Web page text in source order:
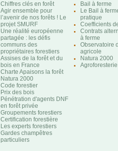
Chiffres clés en forêt
Agir ensemble pour
l’avenir de nos forêts ! Le
projet SMURF
Une réalité européenne
partagée : les défis
communs des
propriétaires forestiers
Assises de la forêt et du
bois en France
Charte Apaisons la forêt
Natura 2000
Code forestier
Prix des bois
Pénétration d'agents DNF
en forêt privée
Groupements forestiers
Certification forestière
Les experts forestiers
Gardes champêtres
particuliers
Bail à ferme
Le Bail à
pratique
Coefficients
Contrats
à ferme
Observatoire
agricole
Natura 2000